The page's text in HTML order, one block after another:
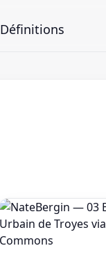
Définitions